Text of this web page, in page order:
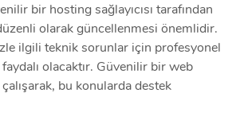
bir hosting sağlayıcısı tarafından
düzenli olarak güncellenmesi önemlidir.
ilgili teknik sorunlar için profesyonel
olacaktır. Güvenilir bir web
bu konularda destek